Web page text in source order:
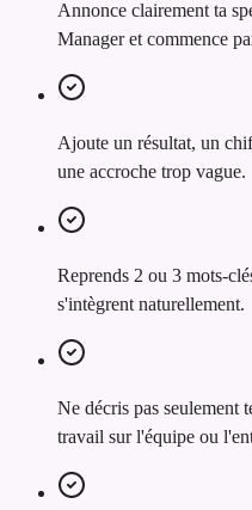
Annonce clairement ta
Manager et commence
Ajoute un résultat, un
une accroche trop vague.
Reprends 2 ou 3 mots-
s'intègrent naturellement.
Ne décris pas seulement
travail sur l'équipe ou